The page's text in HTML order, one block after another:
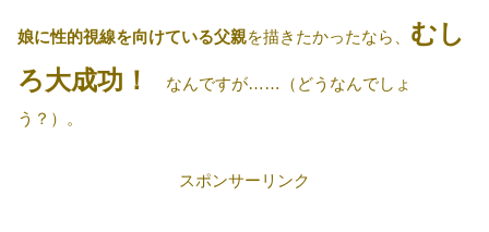
娘に性的視線を向けている父親を描きたかったなら、 むし
ろ大成功！
なんですが……（どうなんでしょ
う？）。
スポンサーリンク